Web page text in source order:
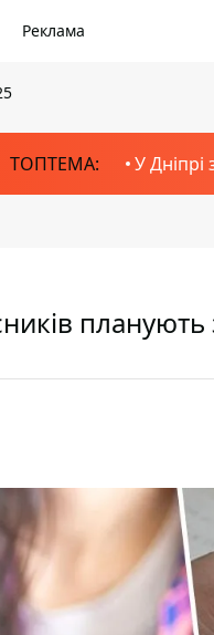
Реклама
ТОПТЕМА: У